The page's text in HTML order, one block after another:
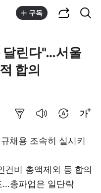
구독
달린다"…서울
합의
채용 조속히 실시키
건비 총액제외 등 합의
…총파업은 일단락